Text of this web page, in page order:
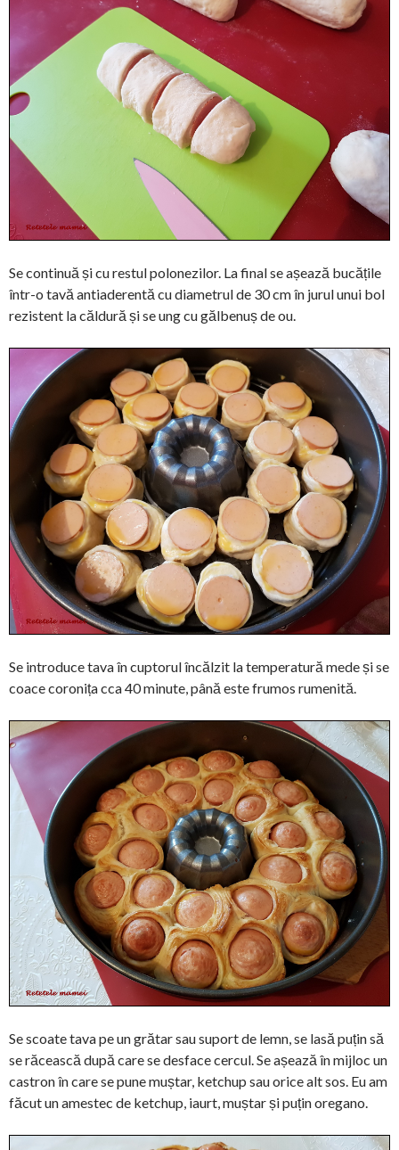
Se continuă și cu restul polonezilor. La final se așează bucățile
într-o tavă antiaderentă cu diametrul de 30 cm în jurul unui bol
rezistent la căldură și se ung cu gălbenuș de ou.
Se introduce tava în cuptorul încălzit la temperatură mede și se
coace coronița cca 40 minute, până este frumos rumenită.
Se scoate tava pe un grătar sau suport de lemn, se lasă puțin să
se răcească după care se desface cercul. Se așează în mijloc un
castron în care se pune muștar, ketchup sau orice alt sos. Eu am
făcut un amestec de ketchup, iaurt, muștar și puțin oregano.